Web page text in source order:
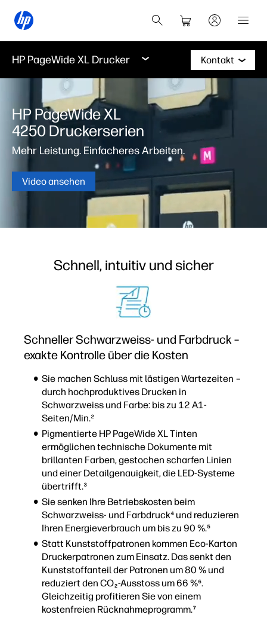
HP PageWide XL Drucker Kontakt
HP PageWide XL
4250 Druckerserien
Mehr Leistung. Einfacheres Arbeiten.
Video ansehen
Schnell, intuitiv und sicher
Schneller Schwarzweiss- und Farbdruck –
exakte Kontrolle über die Kosten
Sie machen Schluss mit lästigen Wartezeiten –
durch hochproduktives Drucken in
Schwarzweiss und Farbe: bis zu 12 A1-
Seiten/Min.²
Pigmentierte HP PageWide XL Tinten
ermöglichen technische Dokumente mit
brillanten Farben, gestochen scharfen Linien
und einer Detailgenauigkeit, die LED-Systeme
übertrifft.³
Sie senken Ihre Betriebskosten beim
Schwarzweiss- und Farbdruck⁴ und reduzieren
Ihren Energieverbrauch um bis zu 90 %.⁵
Statt Kunststoffpatronen kommen Eco-Karton
Druckerpatronen zum Einsatz. Das senkt den
Kunststoffanteil der Patronen um 80 % und
reduziert den CO2-Ausstoss um 66 %⁶.
Gleichzeitig profitieren Sie von einem
kostenfreien Rücknahmeprogramm.⁷